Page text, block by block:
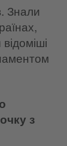
Знали
з